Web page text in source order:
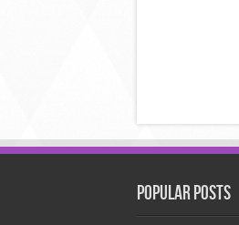
Popular Posts